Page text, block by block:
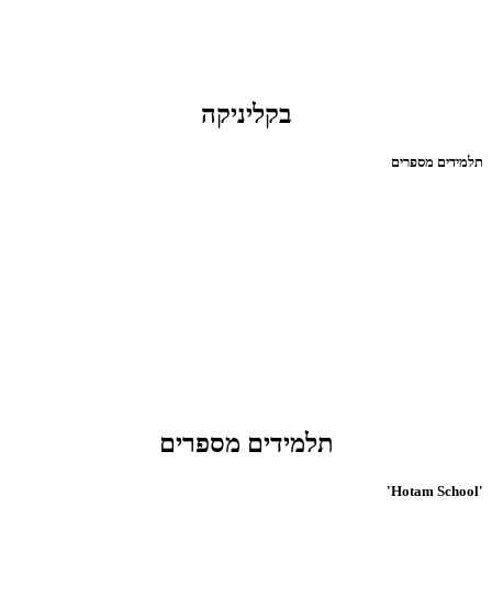
בקליניקה
תלמידים מספרים
תלמידים מספרים
'Hotam School'